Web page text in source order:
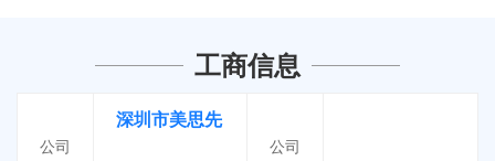
工商信息
公司
深圳市美思先
公司